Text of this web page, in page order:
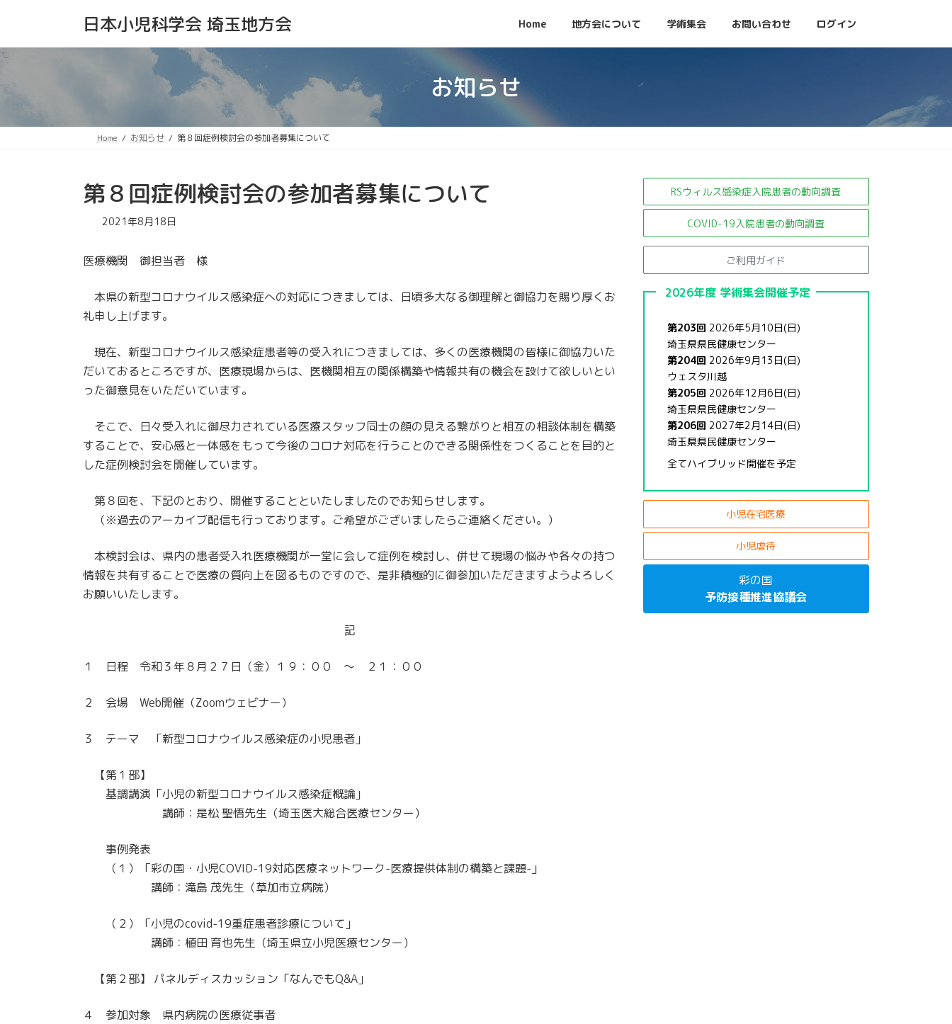
ン
ー
日本小児科学会 埼玉地方会 Home 地方会について 学術集会 お問い合わせ ログイン
お知らせ
Home お知らせ 第８回症例検討会の参加者募集について
第８回症例検討会の参加者募集について
2021年8月18日
医療機関 御担当者 様
本県の新型コロナウイルス感染症への対応につきましては、日頃多大なる御理解と御協力を賜り厚くお
礼申し上げます。
現在、新型コロナウイルス感染症患者等の受入れにつきましては、多くの医療機関の皆様に御協力いた
だいておるところですが、医療現場からは、医機関相互の関係構築や情報共有の機会を設けて欲しいとい
った御意見をいただいています。
そこで、日々受入れに御尽力されている医療スタッフ同士の顔の見える繋がりと相互の相談体制を構築
することで、安心感と一体感をもって今後のコロナ対応を行うことのできる関係性をつくることを目的と
した症例検討会を開催しています。
第８回を、下記のとおり、開催することといたしましたのでお知らせします。
（※過去のアーカイブ配信も行っております。ご希望がございましたらご連絡ください。）
本検討会は、県内の患者受入れ医療機関が一堂に会して症例を検討し、併せて現場の悩みや各々の持つ
情報を共有することで医療の質向上を図るものですので、是非積極的に御参加いただきますようよろしく
お願いいたします。
記
１ 日程 令和３年８月２７日（金）１９：００ ～ ２１：００
２ 会場 Web開催（Zoomウェビナー）
３ テーマ 「新型コロナウイルス感染症の小児患者」
【第１部】
基調講演「小児の新型コロナウイルス感染症概論」
講師：是松 聖悟先生（埼玉医大総合医療センター）
事例発表
（１）「彩の国・小児COVID-19対応医療ネットワーク-医療提供体制の構築と課題-」
講師：滝島 茂先生（草加市立病院）
（２）「小児のcovid-19重症患者診療について」
講師：植田 育也先生（埼玉県立小児医療センター）
【第２部】 パネルディスカッション「なんでもQ&A」
４ 参加対象 県内病院の医療従事者
RSウィルス感染症入院患者の動向調査
COVID-19入院患者の動向調査
ご利用ガイド
2026年度 学術集会開催予定
第203回 2026年5月10日(日)
埼玉県県民健康センター
第204回 2026年9月13日(日)
ウェスタ川越
第205回 2026年12月6日(日)
埼玉県県民健康センター
第206回 2027年2月14日(日)
埼玉県県民健康センター
全てハイブリッド開催を予定
小児在宅医療
小児虐待
彩の国
予防接種推進協議会